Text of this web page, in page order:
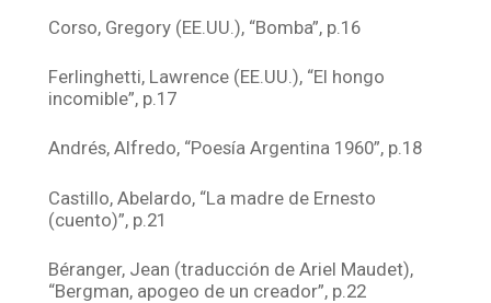
Corso, Gregory (EE.UU.), “Bomba”, p.16
Ferlinghetti, Lawrence (EE.UU.), “El hongo
incomible”, p.17
Andrés, Alfredo, “Poesía Argentina 1960”, p.18
Castillo, Abelardo, “La madre de Ernesto
(cuento)”, p.21
Béranger, Jean (traducción de Ariel Maudet),
“Bergman, apogeo de un creador”, p.22